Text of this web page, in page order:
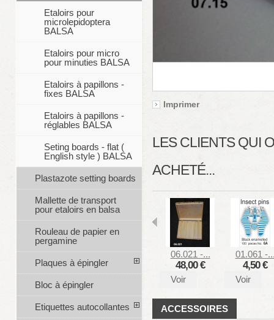
Imprimer
LES CLIENTS QUI
ACHETÉ...
06.021 -...
48,00 €
Voir
01.061 -
4,50 €
Voir
ACCESSOIRES
Etaloirs pour
microlepidoptera
BALSA
Etaloirs pour micro
pour minuties BALSA
Etaloirs à papillons -
fixes BALSA
Etaloirs à papillons -
réglables BALSA
Seting boards - flat (
English style ) BALSA
Plastazote setting boards
Mallette de transport
pour etaloirs en balsa
Rouleau de papier en
pergamine
Plaques à épingler
Bloc à épingler
Etiquettes autocollantes